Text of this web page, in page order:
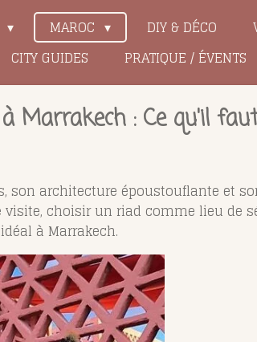
MAROC DIY & DÉCO
CITY GUIDES PRATIQUE / ÉVENTS
Marrakech : Ce qu'il
son architecture époustouflante et
visite, choisir un riad comme lieu de
à Marrakech.